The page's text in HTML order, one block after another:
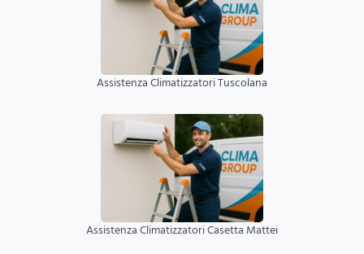
Assistenza Climatizzatori Tuscolana
Assistenza Climatizzatori Casetta Mattei